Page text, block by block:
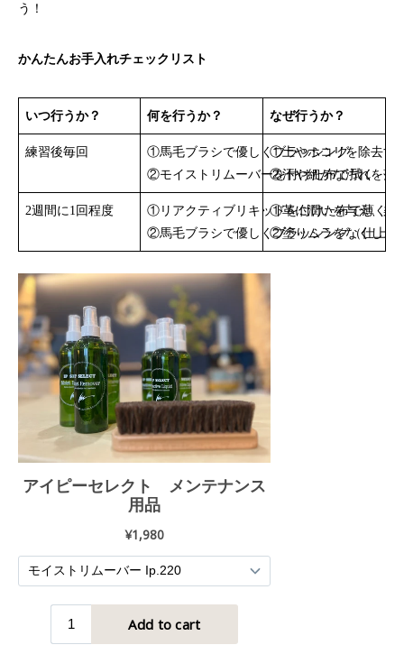
う！
かんたんお手入れチェックリスト
いつ行うか？ 何を行うか？ なぜ行うか？
練習後毎回
①馬毛ブラシで優しくブラッシング
②モイストリムーバーを付けた布で拭く
①土やホコリを除去す
②汗や細かな汚れを落
2週間に1回程度
①リアクティブリキッドを付けた布で薄く塗
②馬毛ブラシで優しくブラッシング（仕上げ
①革に潤いを与え、柔
②塗りムラをなくし、